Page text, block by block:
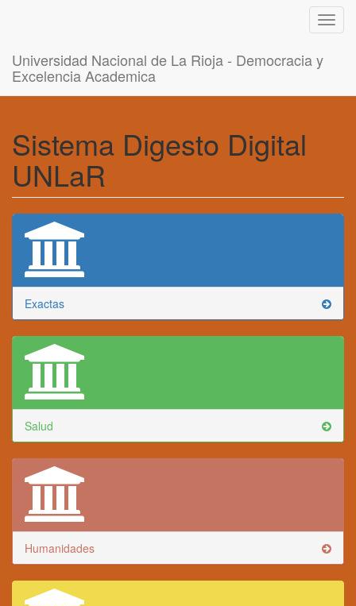
Universidad Nacional de La Rioja - Democracia y
Excelencia Academica
Sistema Digesto Digital
UNLaR
Exactas
Salud
Humanidades